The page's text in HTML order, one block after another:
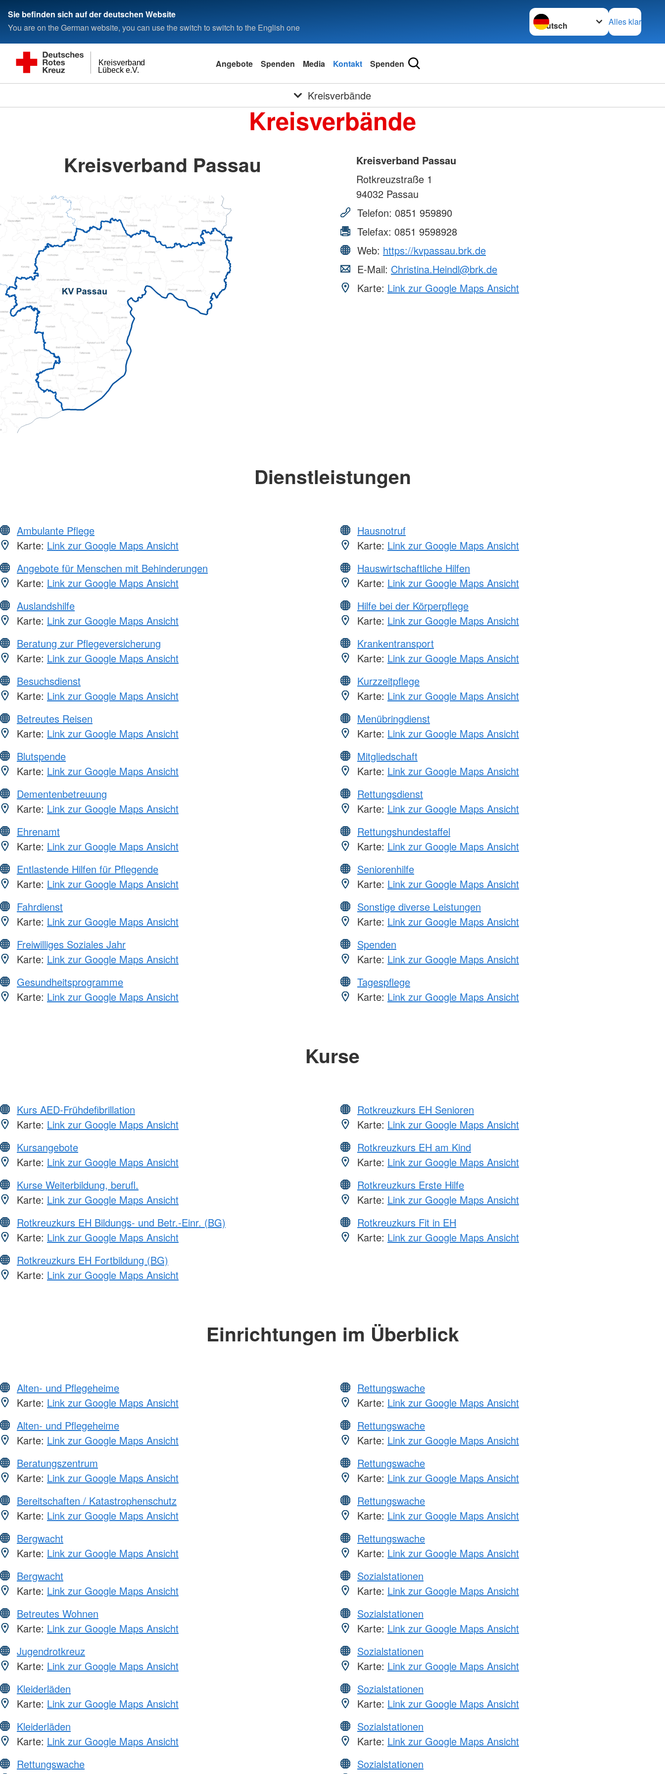
Sie befinden sich auf der deutschen Website
You are on the German website, you can use the switch to switch to the English one
Sprache wechseln zu
Alles klar
Lübeck e.V.
Kreisverband Angebote Spenden Media Kontakt Spenden
Kreisverbände
Kreisverbände
Kreisverband Passau
Kreisverband Passau
Rotkreuzstraße 1
94032 Passau
Telefon: 0851 959890
Telefax: 0851 9598928
Web: https://kvpassau.brk.de
E-Mail: Christina.Heindl@brk.de
Karte: Link zur Google Maps Ansicht
Dienstleistungen
Ambulante Pflege
Karte: Link zur Google Maps Ansicht
Angebote für Menschen mit Behinderungen
Karte: Link zur Google Maps Ansicht
Auslandshilfe
Karte: Link zur Google Maps Ansicht
Beratung zur Pflegeversicherung
Karte: Link zur Google Maps Ansicht
Besuchsdienst
Karte: Link zur Google Maps Ansicht
Betreutes Reisen
Karte: Link zur Google Maps Ansicht
Blutspende
Karte: Link zur Google Maps Ansicht
Dementenbetreuung
Karte: Link zur Google Maps Ansicht
Ehrenamt
Karte: Link zur Google Maps Ansicht
Entlastende Hilfen für Pflegende
Karte: Link zur Google Maps Ansicht
Fahrdienst
Karte: Link zur Google Maps Ansicht
Freiwilliges Soziales Jahr
Karte: Link zur Google Maps Ansicht
Gesundheitsprogramme
Karte: Link zur Google Maps Ansicht
Hausnotruf
Karte: Link zur Google Maps Ansicht
Hauswirtschaftliche Hilfen
Karte: Link zur Google Maps Ansicht
Hilfe bei der Körperpflege
Karte: Link zur Google Maps Ansicht
Krankentransport
Karte: Link zur Google Maps Ansicht
Kurzzeitpflege
Karte: Link zur Google Maps Ansicht
Menübringdienst
Karte: Link zur Google Maps Ansicht
Mitgliedschaft
Karte: Link zur Google Maps Ansicht
Rettungsdienst
Karte: Link zur Google Maps Ansicht
Rettungshundestaffel
Karte: Link zur Google Maps Ansicht
Seniorenhilfe
Karte: Link zur Google Maps Ansicht
Sonstige diverse Leistungen
Karte: Link zur Google Maps Ansicht
Spenden
Karte: Link zur Google Maps Ansicht
Tagespflege
Karte: Link zur Google Maps Ansicht
Kurse
Kurs AED-Frühdefibrillation
Karte: Link zur Google Maps Ansicht
Kursangebote
Karte: Link zur Google Maps Ansicht
Kurse Weiterbildung, berufl.
Karte: Link zur Google Maps Ansicht
Rotkreuzkurs EH Bildungs- und Betr.-Einr. (BG)
Karte: Link zur Google Maps Ansicht
Rotkreuzkurs EH Fortbildung (BG)
Karte: Link zur Google Maps Ansicht
Rotkreuzkurs EH Senioren
Karte: Link zur Google Maps Ansicht
Rotkreuzkurs EH am Kind
Karte: Link zur Google Maps Ansicht
Rotkreuzkurs Erste Hilfe
Karte: Link zur Google Maps Ansicht
Rotkreuzkurs Fit in EH
Karte: Link zur Google Maps Ansicht
Einrichtungen im Überblick
Alten- und Pflegeheime
Karte: Link zur Google Maps Ansicht
Alten- und Pflegeheime
Karte: Link zur Google Maps Ansicht
Beratungszentrum
Karte: Link zur Google Maps Ansicht
Bereitschaften / Katastrophenschutz
Karte: Link zur Google Maps Ansicht
Bergwacht
Karte: Link zur Google Maps Ansicht
Bergwacht
Karte: Link zur Google Maps Ansicht
Betreutes Wohnen
Karte: Link zur Google Maps Ansicht
Jugendrotkreuz
Karte: Link zur Google Maps Ansicht
Kleiderläden
Karte: Link zur Google Maps Ansicht
Kleiderläden
Karte: Link zur Google Maps Ansicht
Rettungswache
Rettungswache
Karte: Link zur Google Maps Ansicht
Rettungswache
Karte: Link zur Google Maps Ansicht
Rettungswache
Karte: Link zur Google Maps Ansicht
Rettungswache
Karte: Link zur Google Maps Ansicht
Rettungswache
Karte: Link zur Google Maps Ansicht
Sozialstationen
Karte: Link zur Google Maps Ansicht
Sozialstationen
Karte: Link zur Google Maps Ansicht
Sozialstationen
Karte: Link zur Google Maps Ansicht
Sozialstationen
Karte: Link zur Google Maps Ansicht
Sozialstationen
Karte: Link zur Google Maps Ansicht
Sozialstationen